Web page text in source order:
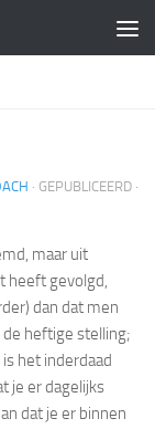
· GEPUBLICEERD ·
maar uit
heeft gevolgd,
dan dat men
de heftige stelling;
het inderdaad
je er dagelijks
dat je er binnen